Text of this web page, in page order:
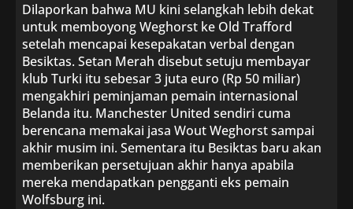
Dilaporkan bahwa MU kini selangkah lebih dekat
untuk memboyong Weghorst ke Old Trafford
setelah mencapai kesepakatan verbal dengan
Besiktas. Setan Merah disebut setuju membayar
klub Turki itu sebesar 3 juta euro (Rp 50 miliar)
mengakhiri peminjaman pemain internasional
Belanda itu. Manchester United sendiri cuma
berencana memakai jasa Wout Weghorst sampai
akhir musim ini. Sementara itu Besiktas baru akan
memberikan persetujuan akhir hanya apabila
mereka mendapatkan pengganti eks pemain
Wolfsburg ini.